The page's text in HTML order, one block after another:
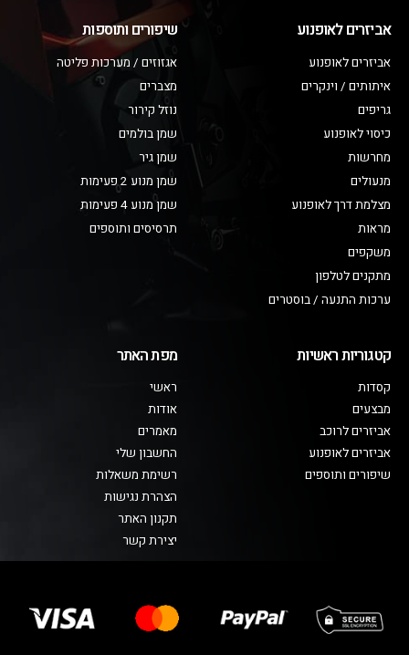
אביזרים לאופנוע
אביזרים לאופנוע
איתותים / וינקרים
גריפים
כיסוי לאופנוע
מחרשות
מנעולים
מצלמת דרך לאופנוע
מראות
משקפים
מתקנים לטלפון
ערכות התנעה / בוסטרים
שיפורים ותוספות
אגזוזים / מערכות פליטה
מצברים
נוזל קירור
שמן בולמים
שמן גיר
שמן מנוע 2 פעימות
שמן מנוע 4 פעימות
תרסיסים ותוספים
קטגוריות ראשיות
קסדות
מבצעים
אביזרים לרוכב
אביזרים לאופנוע
שיפורים ותוספים
מפת האתר
ראשי
אודות
מאמרים
החשבון שלי
רשימת משאלות
הצהרת נגישות
תקנון האתר
יצירת קשר